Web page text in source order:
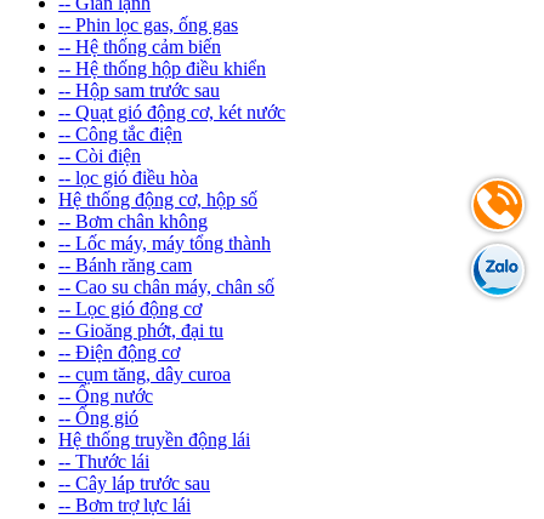
-- Phin lọc gas, ống gas
-- Hệ thống cảm biến
-- Hệ thống hộp điều khiển
-- Hộp sam trước sau
-- Quạt gió động cơ, két nước
-- Công tắc điện
-- Còi điện
-- lọc gió điều hòa
Hệ thống động cơ, hộp số
-- Bơm chân không
-- Lốc máy, máy tổng thành
-- Bánh răng cam
-- Cao su chân máy, chân số
-- Lọc gió động cơ
-- Gioăng phớt, đại tu
-- Điện động cơ
-- cụm tăng, dây curoa
-- Ống nước
-- Ống gió
Hệ thống truyền động lái
-- Thước lái
-- Cây láp trước sau
-- Bơm trợ lực lái